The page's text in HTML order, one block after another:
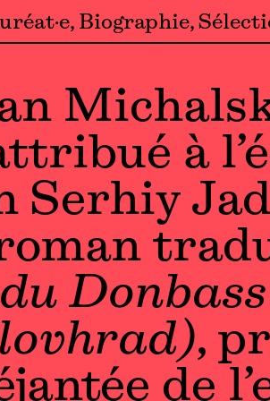
Biographie
à
Donbass
,
de